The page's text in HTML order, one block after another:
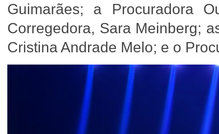
Guimarães; a Procuradora
Corregedora, Sara Meinberg;
Cristina Andrade Melo; e o